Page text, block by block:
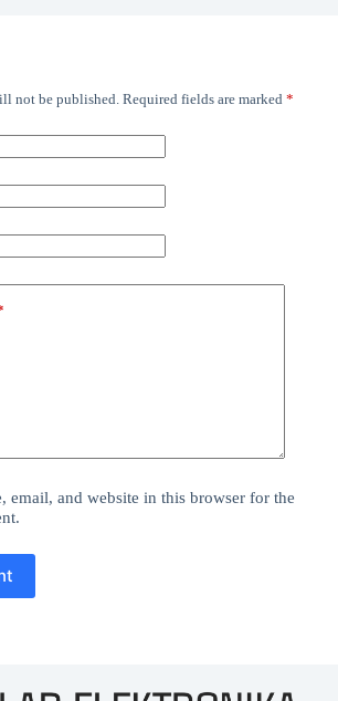
not be published. Required fields are marked *
email, and website in this browser for the